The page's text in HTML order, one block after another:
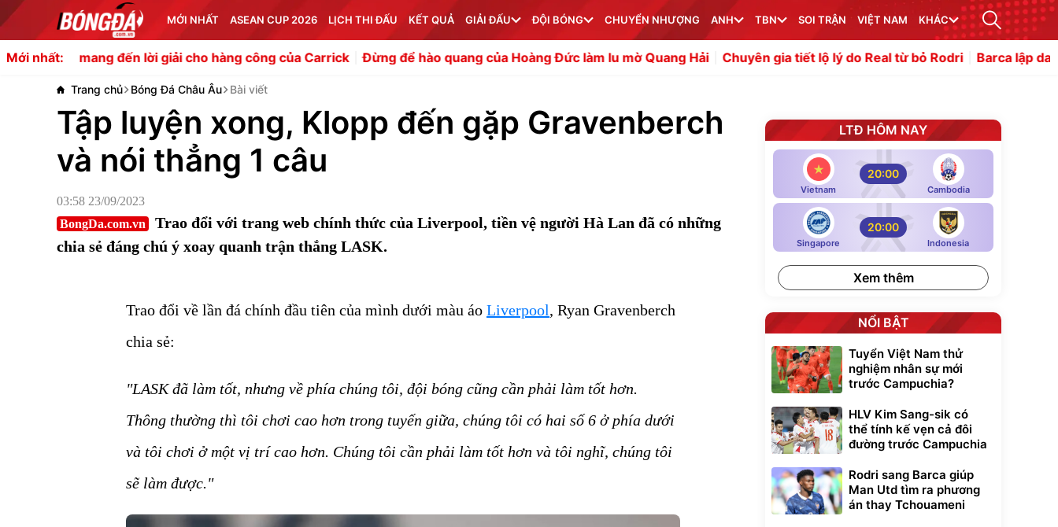
MỚI NHẤT ASEAN CUP 2026 LỊCH THI ĐẤU KẾT QUẢ GIẢI ĐẤU ĐỘI BÓNG CHUYỂN NHƯỢNG ANH TBN SOI TRẬN VIỆT NAM KHÁC
Mới nhất:
đến lời giải cho hàng công của Carrick Đừng để hào quang của Hoàng Đức làm lu mờ Quang Hải Chuyên gia tiết lộ lý do Real từ bỏ Rodri Barca lập danh sách mua
Trang chủ Bóng Đá Châu Âu Bài viết
Tập luyện xong, Klopp đến gặp Gravenberch
và nói thẳng 1 câu
03:58 23/09/2023
BongDa.com.vn
Trao đổi với trang web chính thức của Liverpool, tiền vệ người Hà Lan đã có những
chia sẻ đáng chú ý xoay quanh trận thắng LASK.
Trao đổi về lần đá chính đầu tiên của mình dưới màu áo Liverpool, Ryan Gravenberch
chia sẻ:
"LASK đã làm tốt, nhưng về phía chúng tôi, đội bóng cũng cần phải làm tốt hơn.
Thông thường thì tôi chơi cao hơn trong tuyến giữa, chúng tôi có hai số 6 ở phía dưới
và tôi chơi ở một vị trí cao hơn. Chúng tôi cần phải làm tốt hơn và tôi nghĩ, chúng tôi
sẽ làm được."
LTĐ HÔM NAY
Vietnam
20:00
Cambodia
Singapore
20:00
Indonesia
Xem thêm
NỔI BẬT
Tuyển Việt Nam thử
nghiệm nhân sự mới
trước Campuchia?
HLV Kim Sang-sik có
thể tính kế vẹn cả đôi
đường trước Campuchia
Rodri sang Barca giúp
Man Utd tìm ra phương
án thay Tchouameni